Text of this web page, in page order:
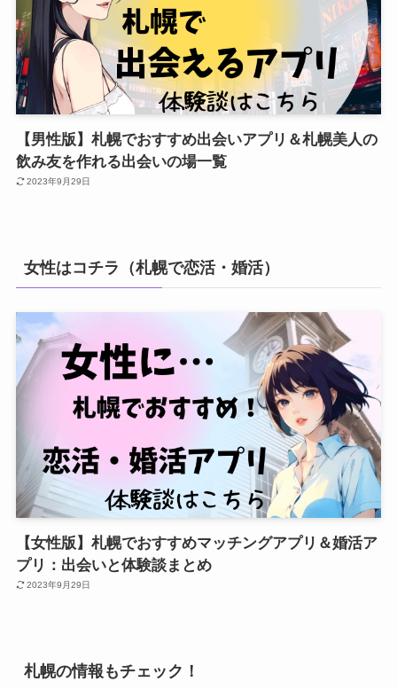
【男性版】札幌でおすすめ出会いアプリ＆札幌美人の
飲み友を作れる出会いの場一覧
2023年9月29日
女性はコチラ（札幌で恋活・婚活）
【女性版】札幌でおすすめマッチングアプリ＆婚活ア
プリ：出会いと体験談まとめ
2023年9月29日
札幌の情報もチェック！